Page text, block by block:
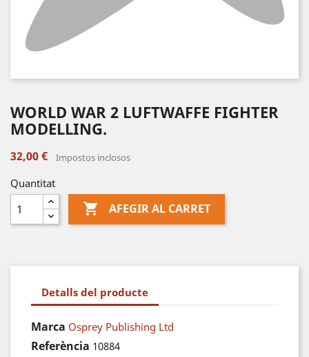
WORLD WAR 2 LUFTWAFFE FIGHTER
MODELLING.
32,00 € Impostos inclosos
Quantitat
 AFEGIR AL CARRET
Detalls del producte
Marca Osprey Publishing Ltd
Referència 10884